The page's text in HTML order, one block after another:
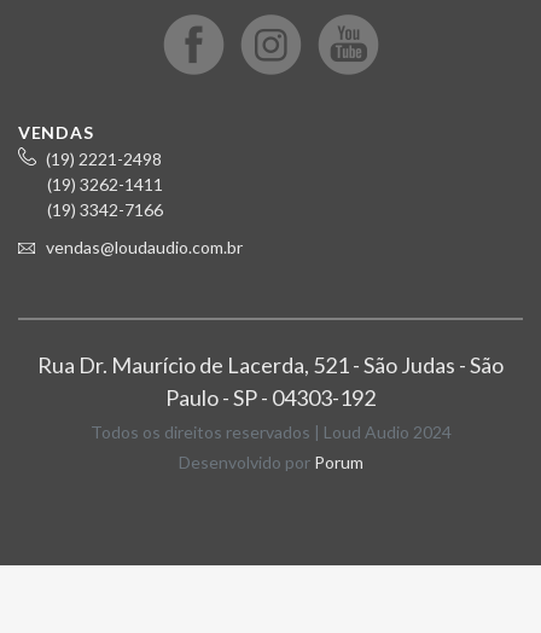
VENDAS
(19) 2221-2498
(19) 3262-1411
(19) 3342-7166
vendas@loudaudio.com.br
Rua Dr. Maurício de Lacerda, 521 - São Judas - São
Paulo - SP - 04303-192
Todos os direitos reservados | Loud Audio 2024
Desenvolvido por Porum